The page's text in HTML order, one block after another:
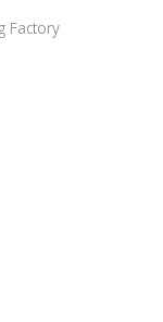
Factory